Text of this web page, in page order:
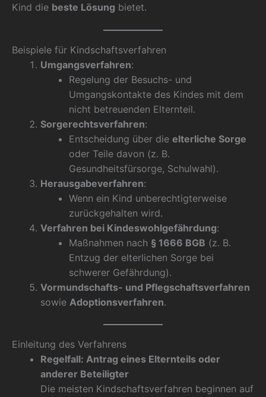
Kind die beste Lösung bietet.
Beispiele für Kindschaftsverfahren
Umgangsverfahren:
Regelung der Besuchs- und
Umgangskontakte des Kindes mit dem
nicht betreuenden Elternteil.
Sorgerechtsverfahren:
Entscheidung über die elterliche Sorge
oder Teile davon (z. B.
Gesundheitsfürsorge, Schulwahl).
Herausgabeverfahren:
Wenn ein Kind unberechtigterweise
zurückgehalten wird.
Verfahren bei Kindeswohlgefährdung:
Maßnahmen nach § 1666 BGB (z. B.
Entzug der elterlichen Sorge bei
schwerer Gefährdung).
Vormundschafts- und Pflegschaftsverfahren
sowie Adoptionsverfahren.
Einleitung des Verfahrens
Regelfall: Antrag eines Elternteils oder
anderer Beteiligter
Die meisten Kindschaftsverfahren beginnen auf